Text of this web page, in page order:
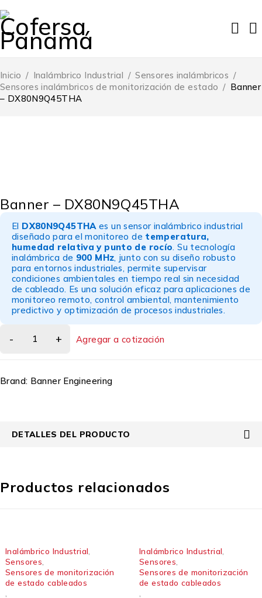
Inicio / Inalámbrico Industrial / Sensores inalámbricos /
Sensores inalámbricos de monitorización de estado / Banner
– DX80N9Q45THA
Banner – DX80N9Q45THA
El DX80N9Q45THAes un sensor inalámbrico industrial
diseñado para el monitoreo de temperatura,
humedad relativa y punto de rocío. Su tecnología
inalámbrica de 900 MHz, junto con su diseño robusto
para entornos industriales, permite supervisar
condiciones ambientales en tiempo real sin necesidad
de cableado. Es una solución eficaz para aplicaciones de
monitoreo remoto, control ambiental, mantenimiento
predictivo y optimización de procesos industriales.
Agregar a cotización
Brand: Banner Engineering
DETALLES DEL PRODUCTO
Productos relacionados
Inalámbrico Industrial
Sensores
Sensores de monitorización
de estado cableados
Inalámbrico Industrial
Sensores
Sensores de monitorización
de estado cableados